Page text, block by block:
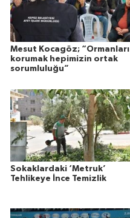
Mesut Kocagöz; “Ormanları
korumak hepimizin ortak
sorumluluğu”
Sokaklardaki ‘Metruk’
Tehlikeye İnce Temizlik